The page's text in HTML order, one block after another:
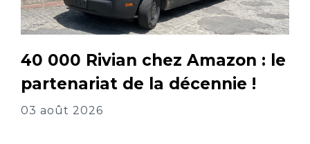
40 000 Rivian chez Amazon : le
partenariat de la décennie !
03 août 2026